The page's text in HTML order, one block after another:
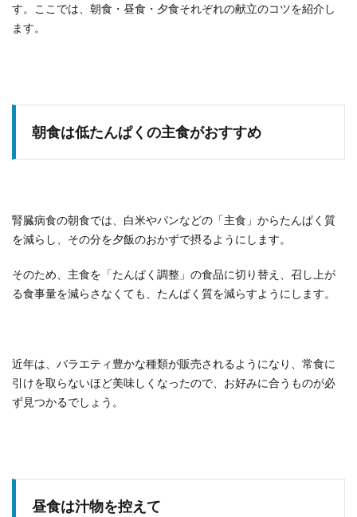
す。ここでは、朝食・昼食・夕食それぞれの献立のコツを紹介し
ます。
朝食は低たんぱくの主食がおすすめ
腎臓病食の朝食では、白米やパンなどの「主食」からたんぱく質
を減らし、その分を夕飯のおかずで摂るようにします。
そのため、主食を「たんぱく調整」の食品に切り替え、召し上が
る食事量を減らさなくても、たんぱく質を減らすようにします。
近年は、バラエティ豊かな種類が販売されるようになり、常食に
引けを取らないほど美味しくなったので、お好みに合うものが必
ず見つかるでしょう。
昼食は汁物を控えて